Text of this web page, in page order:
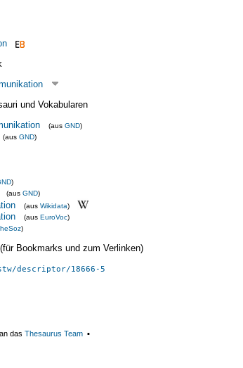
und Vokabularen
(aus GND)
(aus GND)
)
(aus GND)
(aus Wikidata)
(aus EuroVoc)
)
Bookmarks und zum Verlinken)
descriptor/18666-5
das Thesaurus Team ▪